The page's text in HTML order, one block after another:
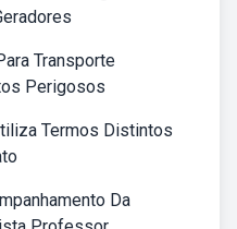
Transporte
Perigosos
Termos Distintos
Da